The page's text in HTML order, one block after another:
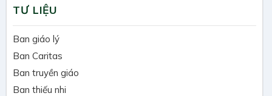
TƯ LIỆU
Ban giáo lý
Ban Caritas
Ban truyền giáo
Ban thiếu nhi